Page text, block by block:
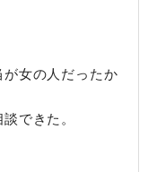
女の人だったか
できた。